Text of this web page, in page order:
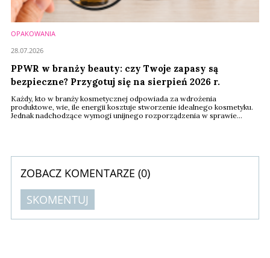
OPAKOWANIA
bezpieczne? Przygotuj się na sierpień 2026 r.
Każdy, kto w branży kosmetycznej odpowiada za wdrożenia
produktowe, wie, ile energii kosztuje stworzenie idealnego kosmetyku.
Jednak nadchodzące wymogi unijnego rozporządzenia w sprawie
opakowań i odpadów opakowaniowych PPWR (2025/40) sprawiają, że
menedżerowie i właściciele marek stają przed wyzwaniem, które nie
dotyczy receptury kremu czy perfum, lecz skomplikowanej
dokumentacji ich opakowań.
28.07.2026
SKOMENTUJ
Komentarze (0)